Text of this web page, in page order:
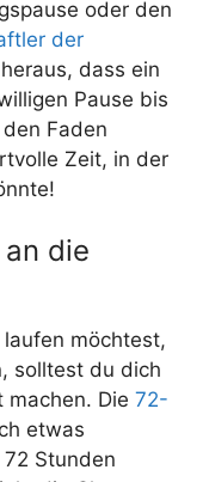
oder den
der
dass ein
Pause bis
Faden
Zeit, in der
die
möchtest,
solltest du dich
Die 72-
etwas
Stunden